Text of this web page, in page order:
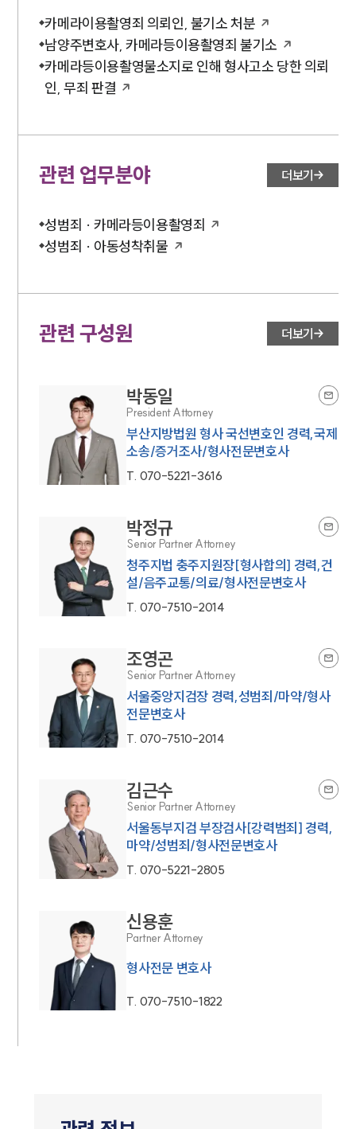
카메라이용촬영죄 의뢰인, 불기소 처분
남양주변호사, 카메라등이용촬영죄 불기소
카메라등이용촬영물소지로 인해 형사고소 당한 의뢰
인, 무죄 판결
관련 업무분야 더보기
성범죄 · 카메라등이용촬영죄
성범죄 · 아동성착취물
관련 구성원 더보기
박동일
President Attorney
부산지방법원 형사 국선변호인 경력,국제
소송/증거조사/형사전문변호사
T. 070-5221-3616
박정규
Senior Partner Attorney
청주지법 충주지원장[형사합의] 경력,건
설/음주교통/의료/형사전문변호사
T. 070-7510-2014
조영곤
Senior Partner Attorney
서울중앙지검장 경력,성범죄/마약/형사
전문변호사
T. 070-7510-2014
김근수
Senior Partner Attorney
서울동부지검 부장검사[강력범죄] 경력,
마약/성범죄/형사전문변호사
T. 070-5221-2805
신용훈
Partner Attorney
형사전문 변호사
T. 070-7510-1822